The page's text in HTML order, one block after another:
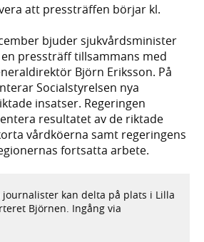
att pressträffen börjar kl.
bjuder sjukvårdsminister
pressträff tillsammans med
Björn Eriksson. På
Socialstyrelsen nya
insatser. Regeringen
resultatet av de riktade
vårdköerna samt regeringens
fortsatta arbete.
journalister kan delta på plats i Lilla
Björnen. Ingång via